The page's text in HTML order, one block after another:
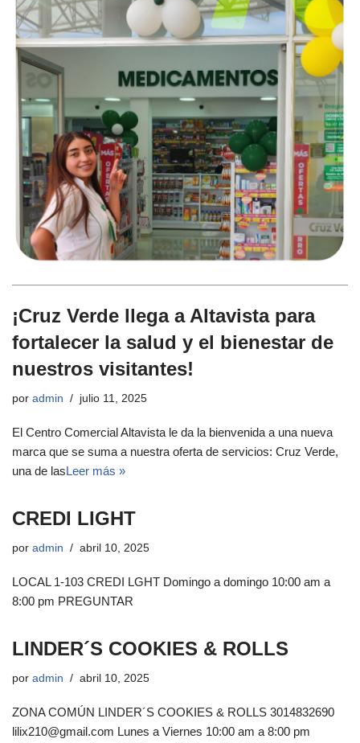
¡Cruz Verde llega a Altavista para
fortalecer la salud y el bienestar de
nuestros visitantes!
por admin julio 11, 2025
El Centro Comercial Altavista le da la bienvenida a una nueva
marca que se suma a nuestra oferta de servicios: Cruz Verde,
una de lasLeer más »
CREDI LIGHT
por admin abril 10, 2025
LOCAL 1-103 CREDI LGHT Domingo a domingo 10:00 am a
8:00 pm PREGUNTAR
LINDER´S COOKIES & ROLLS
por admin abril 10, 2025
ZONA COMÚN LINDER´S COOKIES & ROLLS 3014832690
lilix210@gmail.com Lunes a Viernes 10:00 am a 8:00 pm